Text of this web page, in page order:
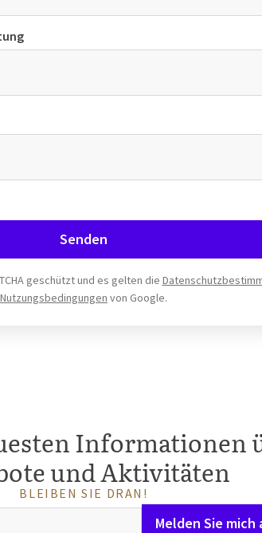
Senden
geschützt und es gelten die
Nutzungsbedingungen von Google.
Informationen
und Aktivitäten
BLEIBEN SIE DRAN!
Melden Sie mich